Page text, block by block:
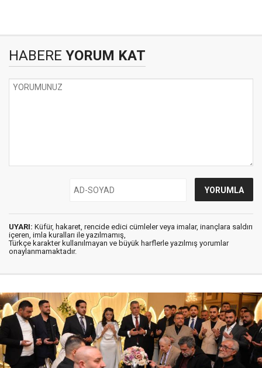
HABERE YORUM KAT
UYARI: Küfür, hakaret, rencide edici cümleler veya imalar, inançlara saldırı
içeren, imla kuralları ile yazılmamış,
Türkçe karakter kullanılmayan ve büyük harflerle yazılmış yorumlar
onaylanmamaktadır.